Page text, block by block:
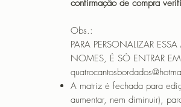
confirmação de compra
Obs.:
PARA PERSONALIZAR
NOMES, É SÓ ENTRAR
A matriz é fechada para
aumentar, nem diminuir),